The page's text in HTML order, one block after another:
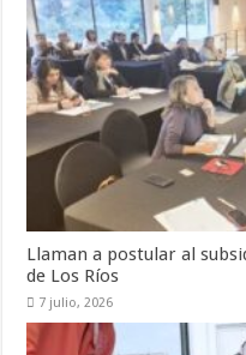
Llaman a postular al
de Los Ríos
7 julio, 2026